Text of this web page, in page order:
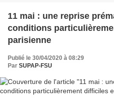
11 mai : une reprise
conditions
parisienne
Publié le 30/04/2020 à 08:29
Par SUPAP-FSU